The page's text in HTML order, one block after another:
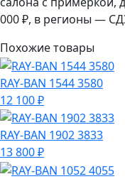
000 ₽, в регионы —
Похожие товары
RAY-BAN 1544 3580
12 100 ₽
RAY-BAN 1902 3833
13 800 ₽